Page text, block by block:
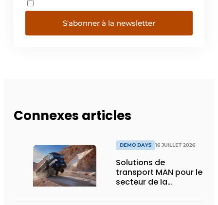
S'abonner à la newsletter
Connexes articles
DEMO DAYS 16 JUILLET 2026
Solutions de
transport MAN pour le
secteur de la